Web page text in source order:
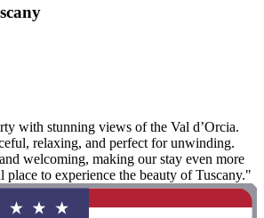
with stunning views of the Val d’Orcia.
relaxing, and perfect for unwinding.
welcoming, making our stay even more
to experience the beauty of Tuscany."